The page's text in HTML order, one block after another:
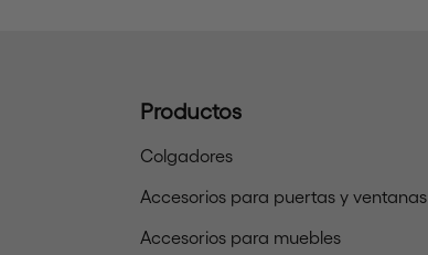
Productos
Colgadores
Accesorios para puertas y ventanas
Accesorios para muebles